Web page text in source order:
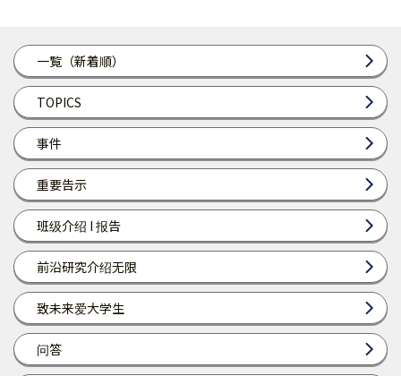
一覧（新着順）
TOPICS
事件
重要告示
班级介绍 I 报告
前沿研究介绍无限
致未来爱大学生
问答